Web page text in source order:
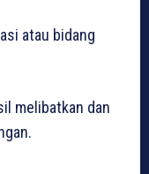
atau bidang
melibatkan dan